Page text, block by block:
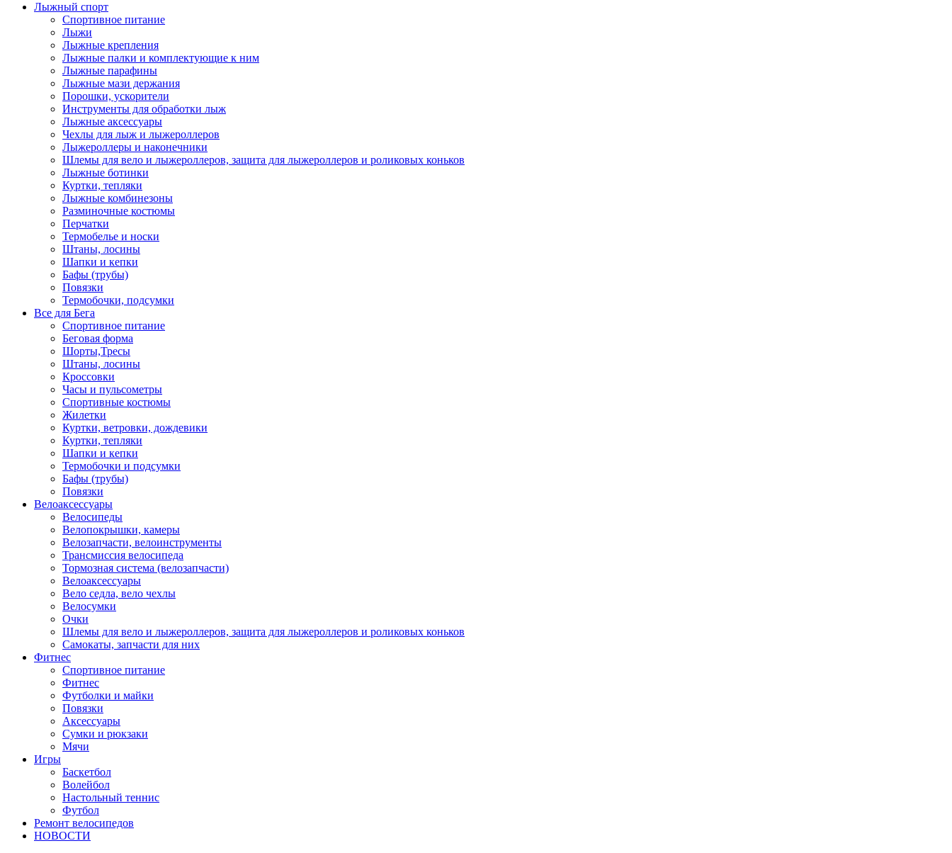
Лыжный спорт
Спортивное питание
Лыжи
Лыжные крепления
Лыжные палки и комплектующие к ним
Лыжные парафины
Лыжные мази держания
Порошки, ускорители
Инструменты для обработки лыж
Лыжные аксессуары
Чехлы для лыж и лыжероллеров
Лыжероллеры и наконечники
Шлемы для вело и лыжероллеров, защита для лыжероллеров и роликовых коньков
Лыжные ботинки
Куртки, тепляки
Лыжные комбинезоны
Разминочные костюмы
Перчатки
Термобелье и носки
Штаны, лосины
Шапки и кепки
Бафы (трубы)
Повязки
Термобочки, подсумки
Все для Бега
Спортивное питание
Беговая форма
Шорты,Тресы
Штаны, лосины
Кроссовки
Часы и пульсометры
Спортивные костюмы
Жилетки
Куртки, ветровки, дождевики
Куртки, тепляки
Шапки и кепки
Термобочки и подсумки
Бафы (трубы)
Повязки
Велоаксессуары
Велосипеды
Велопокрышки, камеры
Велозапчасти, велоинструменты
Трансмиссия велосипеда
Тормозная система (велозапчасти)
Велоаксессуары
Вело седла, вело чехлы
Велосумки
Очки
Шлемы для вело и лыжероллеров, защита для лыжероллеров и роликовых коньков
Самокаты, запчасти для них
Фитнес
Спортивное питание
Фитнес
Футболки и майки
Повязки
Аксессуары
Сумки и рюкзаки
Мячи
Игры
Баскетбол
Волейбол
Настольный теннис
Футбол
Ремонт велосипедов
НОВОСТИ